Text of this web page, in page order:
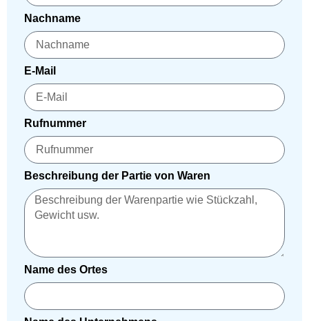
Nachname
E-Mail
Rufnummer
Beschreibung der Partie von Waren
Name des Ortes